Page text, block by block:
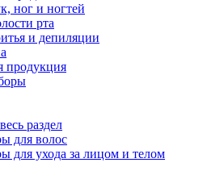
ног и ногтей
рта
и депиляции
продукция
раздел
для волос
для ухода за лицом и телом